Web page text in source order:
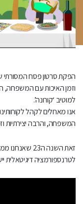
וזמן האיכות עם המשפחה,
למוטיב ‘קורונה’.
אנו מאחלים לקהל
המשפחה, והרבה יצירתיות
זאת השנה ה23
לטרנספורמציה דיגיטאלית